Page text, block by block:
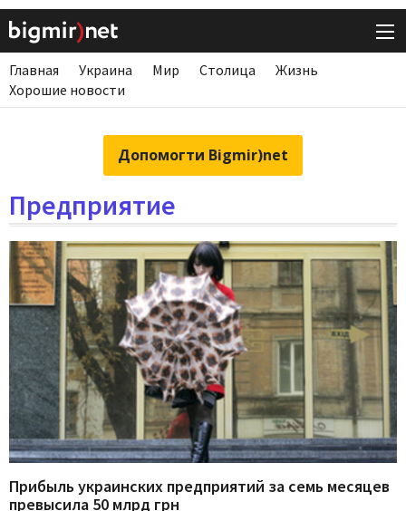
Главная Украина Мир Столица
Жизнь
Хорошие новости
Допомогти Bigmir)net
Предприятие
Прибыль украинских предприятий за семь месяцев
превысила 50 млрд грн